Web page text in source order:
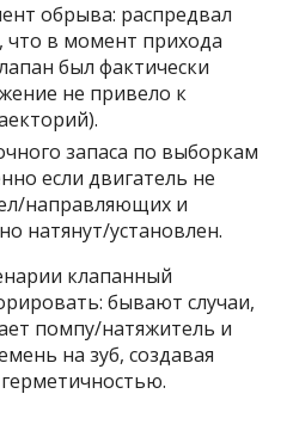
обрыва: распредвал
что в момент прихода
был фактически
не привело к
запаса по выборкам
если двигатель не
направляющих и
натянут/установлен.
клапанный
бывают случаи,
помпу/натяжитель и
на зуб, создавая